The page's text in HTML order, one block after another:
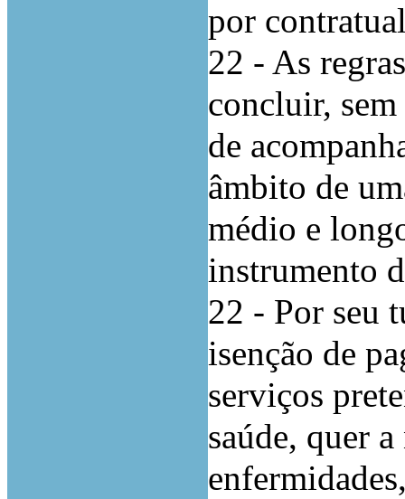
por
22 - As
concluir,
de
âmbito de
médio e
instrumento
22 - Por seu
isenção de
serviços
saúde, quer